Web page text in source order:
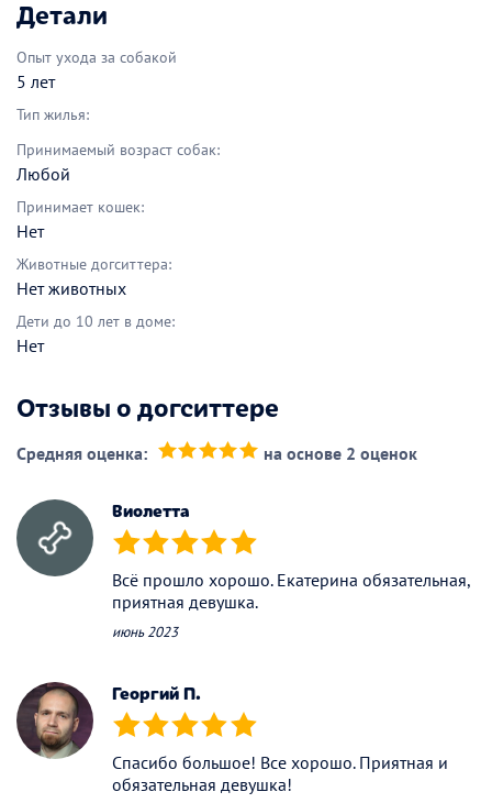
Детали
Опыт ухода за собакой
5 лет
Тип жилья:
Принимаемый возраст собак:
Любой
Принимает кошек:
Нет
Животные догситтера:
Нет животных
Дети до 10 лет в доме:
Нет
Отзывы о догситтере
Средняя оценка: на основе 2 оценок
Виолетта
(*) (*) (*) (*) (*)
Всё прошло хорошо. Екатерина обязательная,
приятная девушка.
июнь 2023
Георгий П.
(*) (*) (*) (*) (*)
Спасибо большое! Все хорошо. Приятная и
обязательная девушка!